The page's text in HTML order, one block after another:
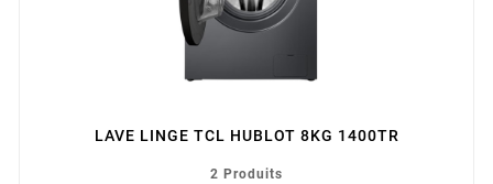
LAVE LINGE TCL HUBLOT 8KG 1400TR
2 Produits